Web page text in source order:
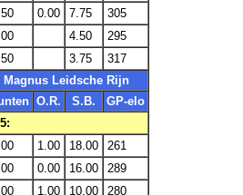
0.00 7.75
305
4.50
295
3.75
317
Magnus Leidsche Rijn
O.R. S.B.
GP-elo
1.00 18.00
261
0.00 16.00
289
1.00 10.00
280